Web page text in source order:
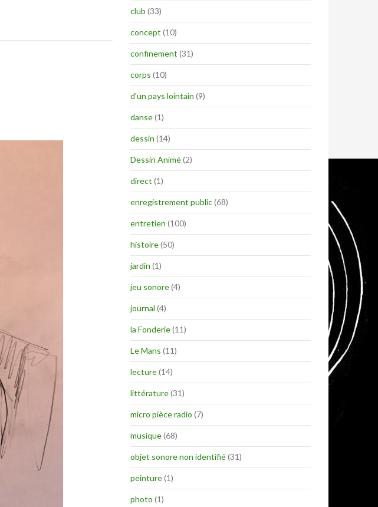
club (33)
concept (10)
confinement (31)
corps (10)
d'un pays lointain (9)
danse(1)
dessin (14)
Dessin Animé(2)
direct (1)
enregistrement public(68)
entretien (100)
histoire(50)
jardin (1)
jeu sonore(4)
journal (4)
la Fonderie(11)
Le Mans (11)
lecture(14)
littérature(31)
micro pièce radio (7)
musique(68)
objet sonore non identifié(31)
peinture(1)
photo (1)